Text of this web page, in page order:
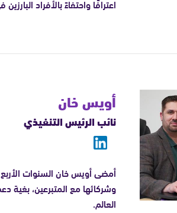
اعترافًا واحتفاءً بالأفراد
أويس خان
نائب الرئيس التنفيذي
أمضى أويس خان السنوات
وشركائها مع المتبرعين، بغية
العالم.